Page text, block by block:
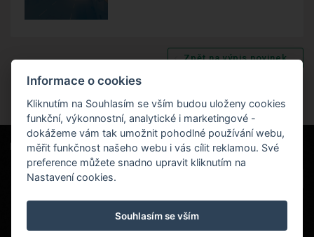
Zpět na výpis novinek
Hotel Červenohorské sedlo
Kouty nad Desnou 80, 788 11 Loučná nad
rezervace@hotelchs.cz
+420 724 363 234
Naši partneři
Projekt EU
Informace o cookies
Kliknutím na Souhlasím se vším budou uloženy cookies
funkční, výkonnostní, analytické i marketingové -
dokážeme vám tak umožnit pohodlné používání webu,
měřit funkčnost našeho webu i vás cílit reklamou. Své
preference můžete snadno upravit kliknutím na
Nastavení cookies.
Souhlasím se vším